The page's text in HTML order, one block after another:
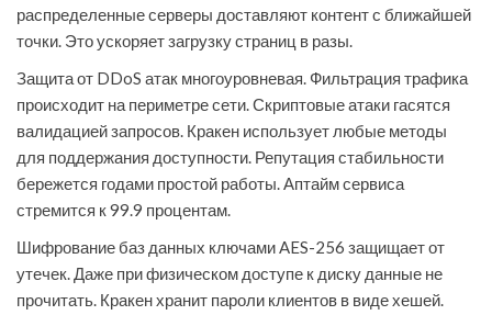
распределенные серверы доставляют контент с ближайшей
точки. Это ускоряет загрузку страниц в разы.
Защита от DDoS атак многоуровневая. Фильтрация трафика
происходит на периметре сети. Скриптовые атаки гасятся
валидацией запросов. Кракен использует любые методы
для поддержания доступности. Репутация стабильности
бережется годами простой работы. Аптайм сервиса
стремится к 99.9 процентам.
Шифрование баз данных ключами AES-256 защищает от
утечек. Даже при физическом доступе к диску данные не
прочитать. Кракен хранит пароли клиентов в виде хешей.